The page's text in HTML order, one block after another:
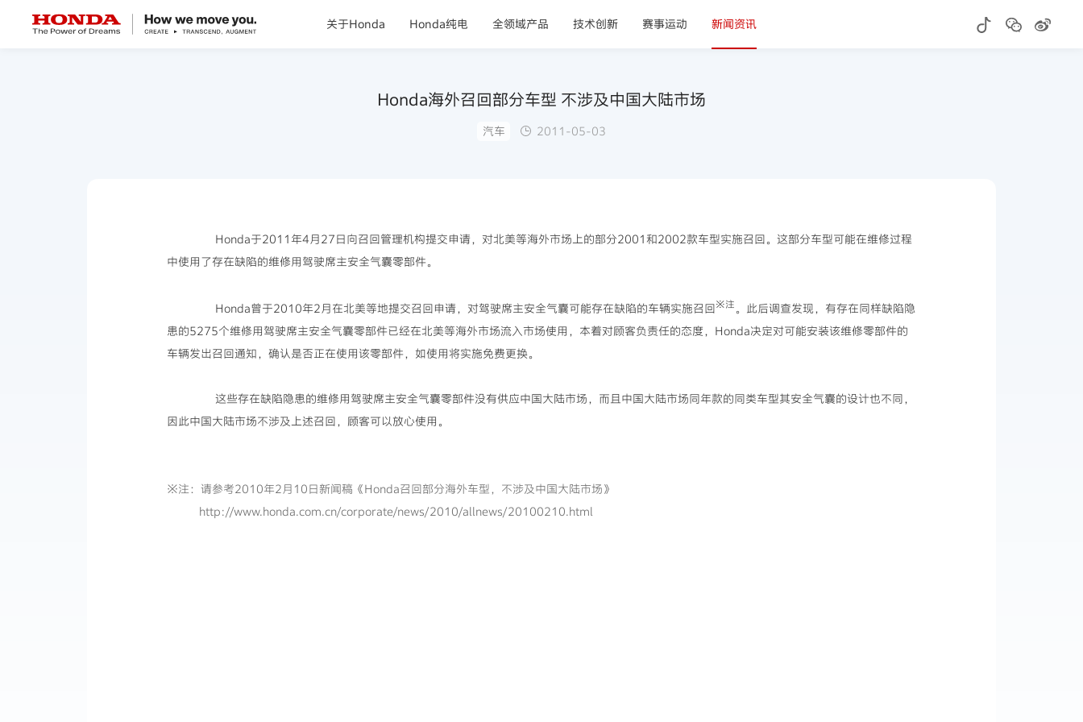
关于Honda Honda纯电 全领域产品 技术创新 赛事运动 新闻资讯
Honda海外召回部分车型 不涉及中国大陆市场
汽车 2011-05-03
Honda于2011年4月27日向召回管理机构提交申请，对北美等海外市场上的部分2001和2002款车型实施召回。这部分车型可能在维修过程
中使用了存在缺陷的维修用驾驶席主安全气囊零部件。
Honda曾于2010年2月在北美等地提交召回申请，对驾驶席主安全气囊可能存在缺陷的车辆实施召回※注 。此后调查发现，有存在同样缺陷隐
患的5275个维修用驾驶席主安全气囊零部件已经在北美等海外市场流入市场使用，本着对顾客负责任的态度，Honda决定对可能安装该维修零部件的
车辆发出召回通知，确认是否正在使用该零部件，如使用将实施免费更换。
这些存在缺陷隐患的维修用驾驶席主安全气囊零部件没有供应中国大陆市场，而且中国大陆市场同年款的同类车型其安全气囊的设计也不同，
因此中国大陆市场不涉及上述召回，顾客可以放心使用。
※注：请参考2010年2月10日新闻稿《Honda召回部分海外车型，不涉及中国大陆市场》
http://www.honda.com.cn/corporate/news/2010/allnews/20100210.html